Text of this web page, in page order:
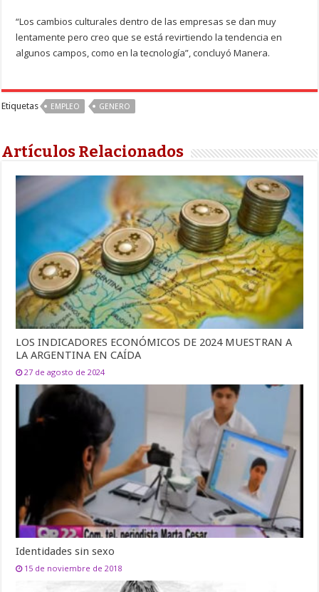
“Los cambios culturales dentro de las empresas se dan muy
lentamente pero creo que se está revirtiendo la tendencia en
algunos campos, como en la tecnología”, concluyó Manera.
Etiquetas EMPLEO GENERO
Artículos Relacionados
LOS INDICADORES ECONÓMICOS DE 2024 MUESTRAN A
LA ARGENTINA EN CAÍDA
27 de agosto de 2024
Identidades sin sexo
15 de noviembre de 2018